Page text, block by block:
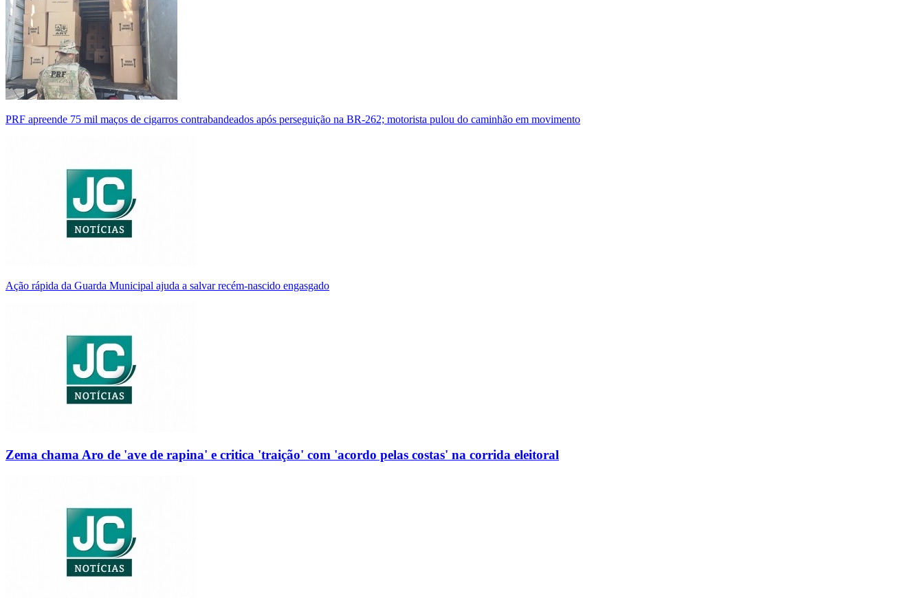
PRF apreende 75 mil maços de cigarros contrabandeados após perseguição na BR-262; motorista pulou do caminhão em movimento
Ação rápida da Guarda Municipal ajuda a salvar recém-nascido engasgado
Zema chama Aro de 'ave de rapina' e critica 'traição' com 'acordo pelas costas' na corrida eleitoral